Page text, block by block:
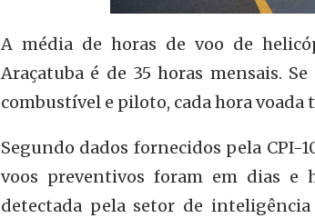
A média de horas de voo de
Araçatuba é de 35 horas mensais.
combustível e piloto, cada hora voada
Segundo dados fornecidos pela CPI-
voos preventivos foram em dias e
detectada pela setor de